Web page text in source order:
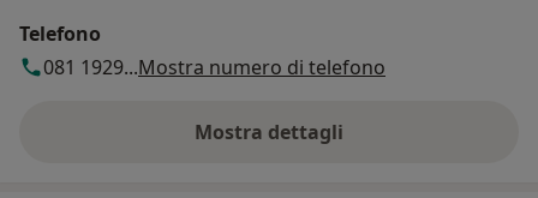
Telefono
081 1929...Mostra numero di telefono
Mostra dettagli
sull'indirizzo